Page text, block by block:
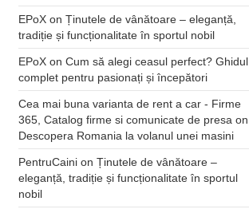
EPoX on Ținutele de vânătoare – eleganță,
tradiție și funcționalitate în sportul nobil
EPoX on Cum să alegi ceasul perfect? Ghidul
complet pentru pasionați și începători
Cea mai buna varianta de rent a car - Firme
365, Catalog firme si comunicate de presa on
Descopera Romania la volanul unei masini
PentruCaini on Ținutele de vânătoare –
eleganță, tradiție și funcționalitate în sportul
nobil